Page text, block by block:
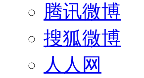
腾讯微博
搜狐微博
人人网